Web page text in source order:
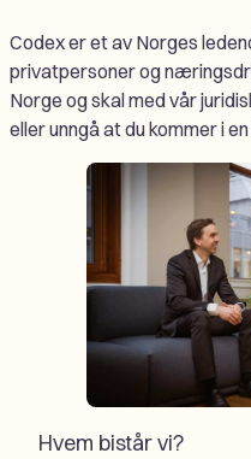
Codex er et av Norges
privatpersoner og
Norge og skal med vår
eller unngå at du kommer i
Hvem bistår vi?